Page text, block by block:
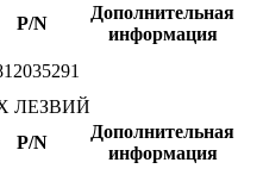
P/N
Дополнительная
информация
ЛЕЗВИЙ
P/N
Дополнительная
информация